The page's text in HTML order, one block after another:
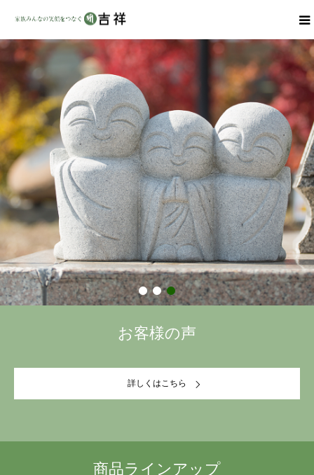
お客様の声
詳しくはこちら
商品ラインアップ
戒名彫りについて
商品ラインナップ
墓地・霊園を探す
吉祥の特徴
資料請求
会社概要